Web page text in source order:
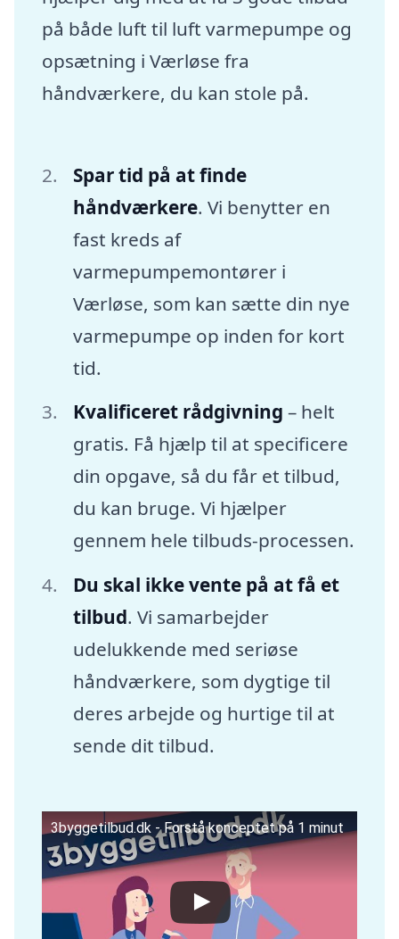
på både luft til luft varmepumpe og
opsætning i Værløse fra
håndværkere, du kan stole på.
Spar tid på at finde
håndværkere. Vi benytter en
fast kreds af
varmepumpemontører i
Værløse, som kan sætte din nye
varmepumpe op inden for kort
tid.
Kvalificeret rådgivning – helt
gratis. Få hjælp til at specificere
din opgave, så du får et tilbud,
du kan bruge. Vi hjælper
gennem hele tilbuds-processen.
Du skal ikke vente på at få et
tilbud. Vi samarbejder
udelukkende med seriøse
håndværkere, som dygtige til
deres arbejde og hurtige til at
sende dit tilbud.
3byggetilbud.dk - Forstå konceptet på 1 minut